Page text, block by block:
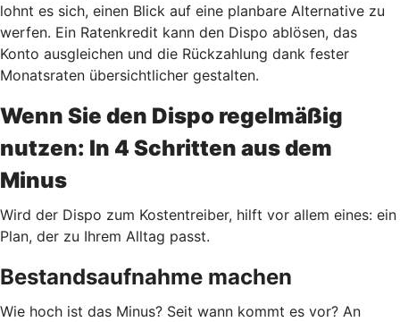
lohnt es sich, einen Blick auf eine planbare Alternative zu
werfen. Ein Ratenkredit kann den Dispo ablösen, das
Konto ausgleichen und die Rückzahlung dank fester
Monatsraten übersichtlicher gestalten.
Wenn Sie den Dispo regelmäßig
nutzen: In 4 Schritten aus dem
Minus
Wird der Dispo zum Kostentreiber, hilft vor allem eines: ein
Plan, der zu Ihrem Alltag passt.
Bestandsaufnahme machen
Wie hoch ist das Minus? Seit wann kommt es vor? An